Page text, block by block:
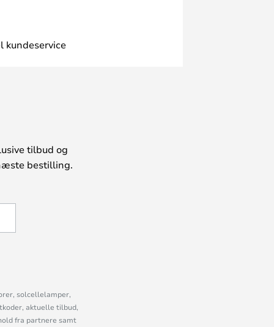
kundeservice
tilbud og
bestilling.
solcellelamper,
aktuelle tilbud,
fra partnere samt